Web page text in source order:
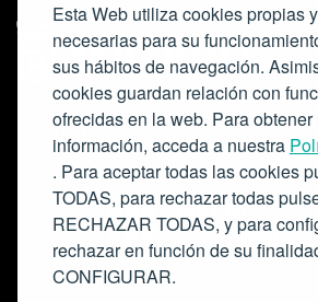
Esta Web utiliza cookies propias
necesarias para su
sus hábitos de navegación.
cookies guardan relación con
ofrecidas en la web. Para obtener
información, acceda a nuestra
. Para aceptar todas las cookies
TODAS, para rechazar todas
RECHAZAR TODAS, y para
rechazar en función de su
CONFIGURAR.
Colabora: